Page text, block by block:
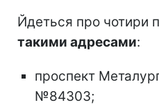
Йдеться про чотири
такими адресами:
проспект
№84303;